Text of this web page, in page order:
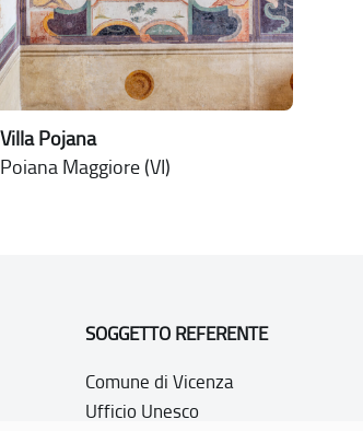
Villa Pojana
Poiana Maggiore (VI)
SOGGETTO REFERENTE
Comune di Vicenza
Ufficio Unesco